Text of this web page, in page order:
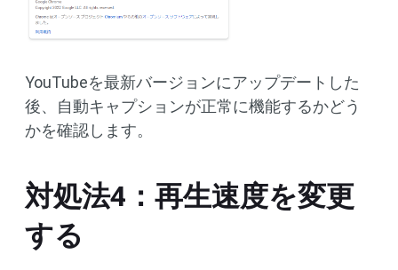
YouTubeを最新バージョンにアップデートした
後、自動キャプションが正常に機能するかどう
かを確認します。
対処法4：再生速度を変更
する